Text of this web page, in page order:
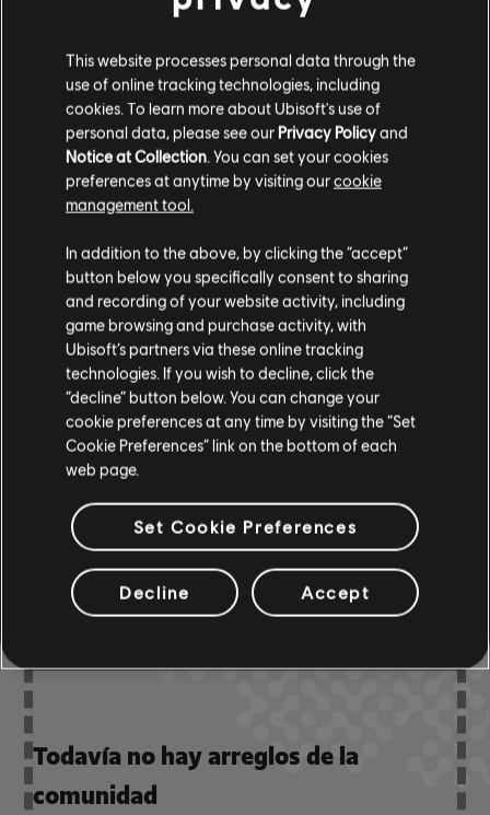
ARREGLOS
VERIFICADOS
Cifrado de acordes
& ARCHI
Cifrado de bajo
ARREGLOS DE LA
COMUNIDAD
Todavía no hay arreglos de la
comunidad
This website processes personal data through the
use of online tracking technologies, including
cookies. To learn more about Ubisoft's use of
personal data, please see our Privacy Policyand
Notice at Collection. You can set your cookies
preferences at anytime by visiting ourcookie
management tool.
In addition to the above, by clicking the “accept”
button below you specifically consent to sharing
and recording of your website activity, including
game browsing and purchase activity, with
Ubisoft’s partners via these online tracking
technologies. If you wish to decline, click the
“decline” button below. You can change your
cookie preferences at any time by visiting the “Set
Cookie Preferences” link on the bottom of each
web page.
Set Cookie Preferences
Decline Accept